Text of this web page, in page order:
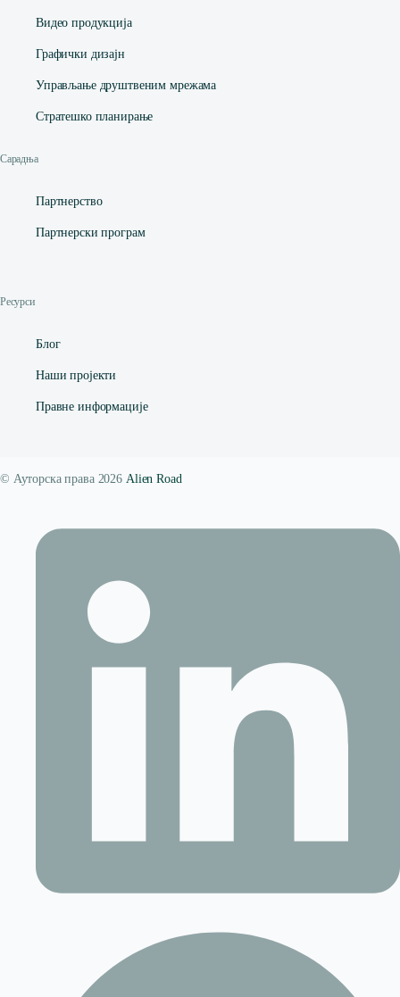
Видео продукција
Графички дизајн
Управљање друштвеним мрежама
Стратешко планирање
Сарадња
Партнерство
Партнерски програм
Ресурси
Блог
Наши пројекти
Правне информације
© Ауторска права 2026 Alien Road